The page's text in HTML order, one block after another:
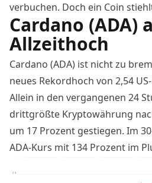
verbuchen. Doch ein Coin
Cardano (ADA)
Allzeithoch
Cardano (ADA) ist nicht zu
neues Rekordhoch von 2,54
Allein in den vergangenen 24
drittgrößte Kryptowährung
um 17 Prozent gestiegen. Im
ADA-Kurs mit 134 Prozent im